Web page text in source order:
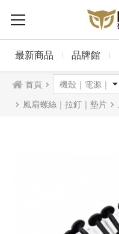
最新商品 品牌館
首頁
風扇螺絲｜拉釘｜墊片